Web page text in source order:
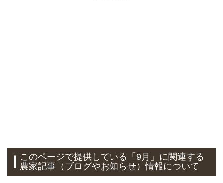
このページで提供している「9月」に関連する
農家記事（ブログやお知らせ）情報について